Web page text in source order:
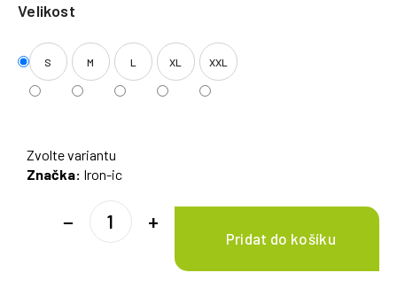
Velikost
S M L XL XXL
Zvolte variantu
Značka: Iron-ic
+
−